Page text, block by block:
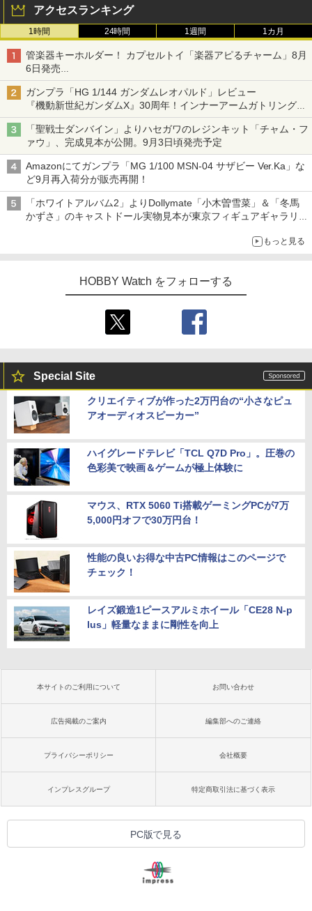
アクセスランキング
1時間 24時間 1週間 1カ月
管楽器キーホルダー！ カプセルトイ「楽器アピるチャーム」8月
6日発売
チューバ、テナサクなど5種各3色
ガンプラ「HG 1/144 ガンダムレオパルド」レビュー
『機動新世紀ガンダムX』30周年！インナーアームガトリングの
変形機構まで再現し最新フォーマットでキット化！
「聖戦士ダンバイン」よりハセガワのレジンキット「チャム・フ
ァウ」、完成見本が公開。9月3日頃発売予定
Amazonにてガンプラ「MG 1/100 MSN-04 サザビー Ver.Ka」な
ど9月再入荷分が販売再開！
「ホワイトアルバム2」よりDollymate「小木曽雪菜」＆「冬馬
かずさ」のキャストドール実物見本が東京フィギュアギャラリー
もっと見る
HOBBY Watch をフォローする
Special Site
クリエイティブが作った2万円台の“小さなピュ
アオーディオスピーカー”
ハイグレードテレビ「TCL Q7D Pro」。圧巻の
色彩美で映画＆ゲームが極上体験に
マウス、RTX 5060 Ti搭載ゲーミングPCが7万
5,000円オフで30万円台！
性能の良いお得な中古PC情報はこのページで
チェック！
レイズ鍛造1ピースアルミホイール「CE28 N-p
lus」軽量なままに剛性を向上
本サイトのご利用について お問い合わせ
広告掲載のご案内 編集部へのご連絡
プライバシーポリシー 会社概要
インプレスグループ 特定商取引法に基づく表示
PC版で見る